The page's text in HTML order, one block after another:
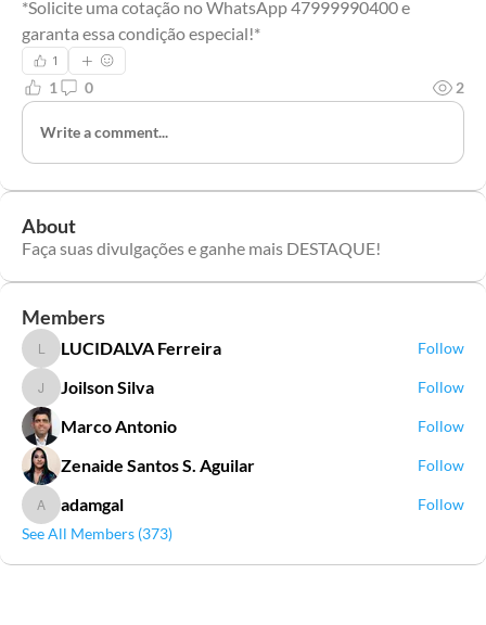
*Solicite uma cotação no WhatsApp 47999990400 e
garanta essa condição especial!*
1
1 0 2
Write a comment...
About
Faça suas divulgações e ganhe mais DESTAQUE!
Members
LUCIDALVA Ferreira
LUCIDALVA Ferreira Follow
Joilson Silva
Joilson Silva Follow
Marco Antonio Follow
Zenaide Santos S. Aguilar Follow
adamgal
adamgal
Follow
See All Members (373)